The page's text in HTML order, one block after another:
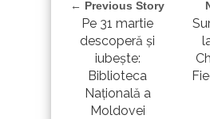
← Previous Story
Pe 31 martie
descoperă și
iubește:
Biblioteca
Națională a
Moldovei